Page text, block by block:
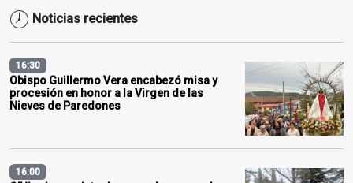
Noticias recientes
16:30
Obispo Guillermo Vera encabezó misa y
procesión en honor a la Virgen de las
Nieves de Paredones
16:00